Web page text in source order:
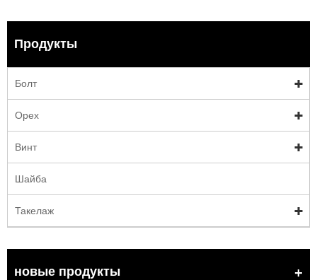
Продукты
Болт
Орех
Винт
Шайба
Такелаж
новые продукты